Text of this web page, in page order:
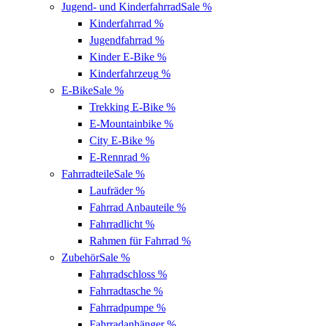
Jugend- und KinderfahrradSale %
Kinderfahrrad %
Jugendfahrrad %
Kinder E-Bike %
Kinderfahrzeug %
E-BikeSale %
Trekking E-Bike %
E-Mountainbike %
City E-Bike %
E-Rennrad %
FahrradteileSale %
Laufräder%
Fahrrad Anbauteile %
Fahrradlicht %
Rahmen für Fahrrad %
ZubehörSale %
Fahrradschloss %
Fahrradtasche %
Fahrradpumpe %